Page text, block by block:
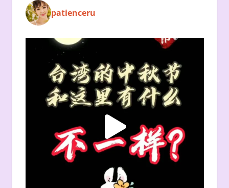
patienceru